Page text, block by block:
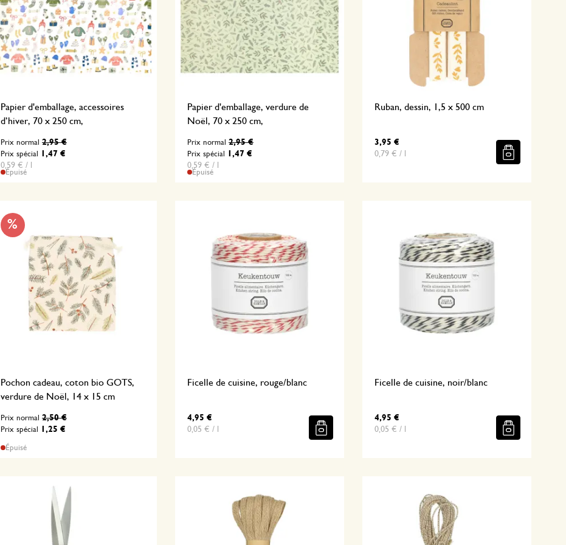
Papier d'emballage, accessoires
d’hiver, 70 x 250 cm,
Prix spécial 1,47 €
Prix normal 2,95 €
0,59 € / l
Épuisé
Papier d'emballage, verdure de
Noël, 70 x 250 cm,
Prix spécial 1,47 €
Prix normal 2,95 €
0,59 € / l
Épuisé
Ruban, dessin, 1,5 x 500 cm
3,95 €
0,79 € / l
%
Pochon cadeau, coton bio GOTS,
verdure de Noël, 14 x 15 cm
Prix spécial 1,25 €
Prix normal 2,50 €
Épuisé
Ficelle de cuisine, rouge/blanc
4,95 €
0,05 € / l
Ficelle de cuisine, noir/blanc
4,95 €
0,05 € / l